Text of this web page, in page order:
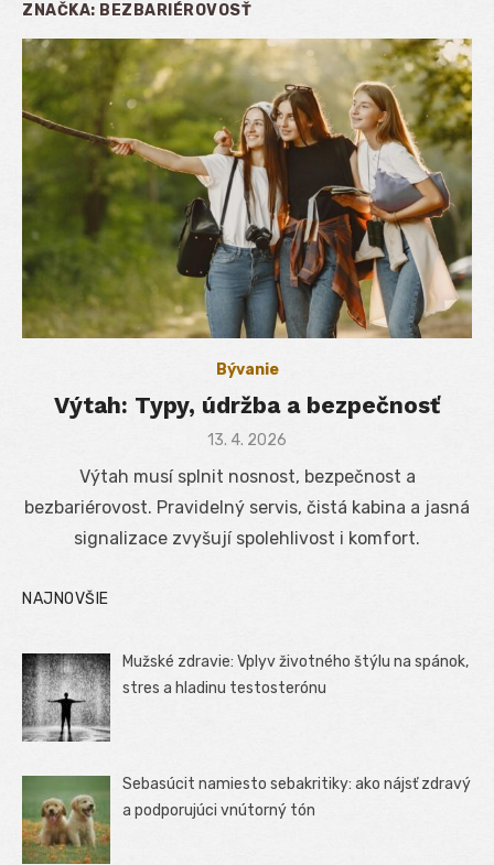
ZNAČKA: BEZBARIÉROVOSŤ
Bývanie
Výtah: Typy, údržba a bezpečnosť
Posted
13. 4. 2026
Výtah musí splnit nosnost, bezpečnost a
bezbariérovost. Pravidelný servis, čistá kabina a jasná
signalizace zvyšují spolehlivost i komfort.
NAJNOVŠIE
Mužské zdravie: Vplyv životného štýlu na spánok,
stres a hladinu testosterónu
Sebasúcit namiesto sebakritiky: ako nájsť zdravý
a podporujúci vnútorný tón